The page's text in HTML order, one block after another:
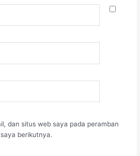
dan situs web saya pada peramban
berikutnya.